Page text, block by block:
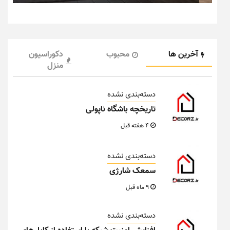
آخرین ها محبوب
دکوراسیون
منزل
دسته‌بندی نشده
تاریخچه باشگاه ناپولی
دسته‌بندی نشده
سمعک شارژی
دسته‌بندی نشده